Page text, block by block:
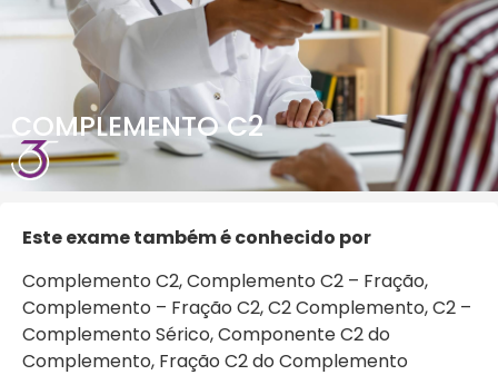
COMPLEMENTO C2
Este exame também é conhecido por
Complemento C2, Complemento C2 – Fração,
Complemento – Fração C2, C2 Complemento, C2 –
Complemento Sérico, Componente C2 do
Complemento, Fração C2 do Complemento